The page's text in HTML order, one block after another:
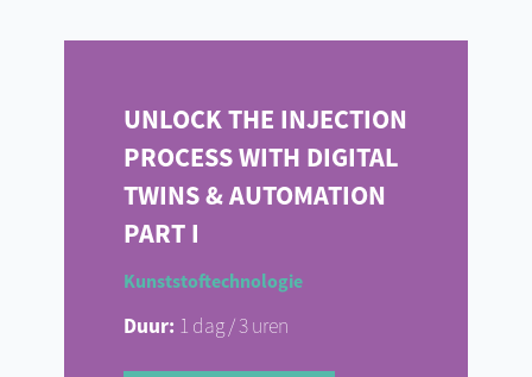
UNLOCK THE INJECTION
PROCESS WITH DIGITAL
TWINS & AUTOMATION
PART I
Kunststoftechnologie
Duur: 1 dag / 3 uren